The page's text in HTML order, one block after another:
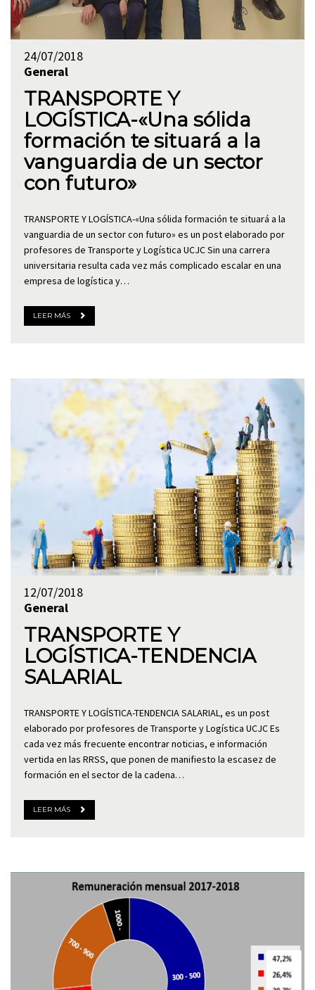
24/07/2018
General
TRANSPORTE Y
LOGÍSTICA-«Una sólida
formación te situará a la
vanguardia de un sector
con futuro»
TRANSPORTE Y LOGÍSTICA-«Una sólida formación te situará a la
vanguardia de un sector con futuro» es un post elaborado por
profesores de Transporte y Logística UCJC Sin una carrera
universitaria resulta cada vez más complicado escalar en una
empresa de logística y…
LEER MÁS
12/07/2018
General
TRANSPORTE Y
LOGÍSTICA-TENDENCIA
SALARIAL
TRANSPORTE Y LOGÍSTICA-TENDENCIA SALARIAL, es un post
elaborado por profesores de Transporte y Logística UCJC Es
cada vez más frecuente encontrar noticias, e información
vertida en las RRSS, que ponen de manifiesto la escasez de
formación en el sector de la cadena…
LEER MÁS